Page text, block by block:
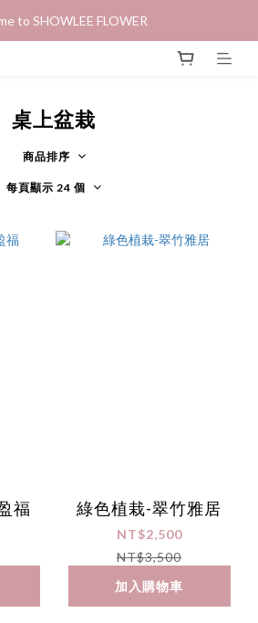
to SHOWLEE FLOWER
桌上盆栽
商品排序
每頁顯示 24 個
福 綠色植栽-翠竹雅居
NT$2,500
NT$3,500
加入購物車